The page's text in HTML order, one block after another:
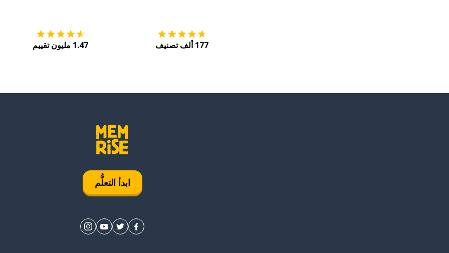
177 ألف تصنيف 1.47 مليون تقييم
ابدأ التعلُّم